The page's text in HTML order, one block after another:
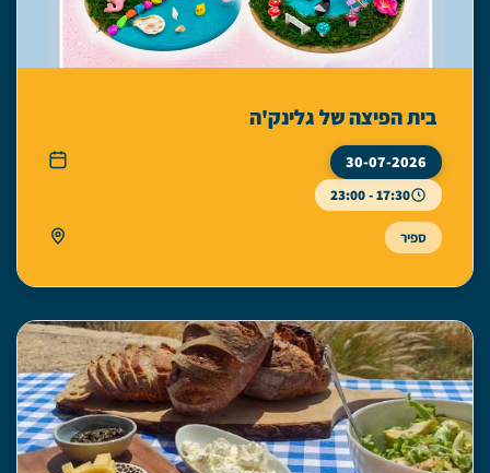
בית הפיצה של גלינק'ה
30-07-2026
17:30 - 23:00
ספיר